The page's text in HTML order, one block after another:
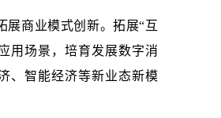
展商业模式创新。拓展“互
用场景，培育发展数字消
、智能经济等新业态新模